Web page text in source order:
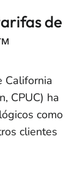
de
California
CPUC) ha
como
clientes